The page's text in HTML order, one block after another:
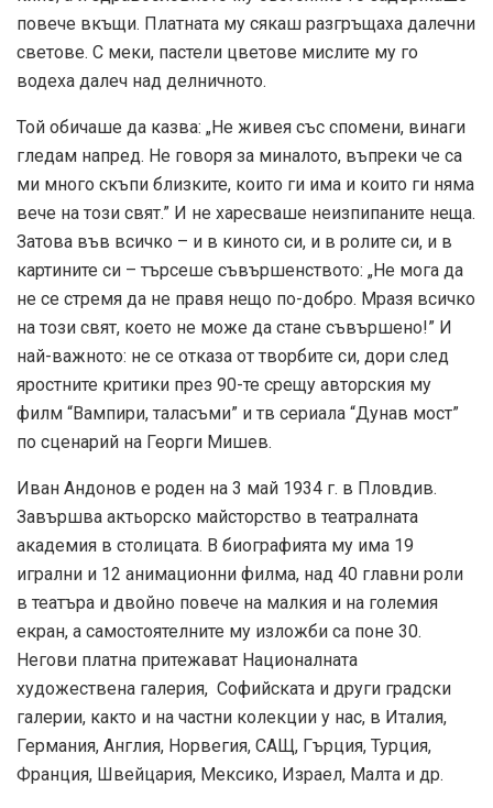
повече вкъщи. Платната му сякаш разгръщаха далечни
светове. С меки, пастели цветове мислите му го
водеха далеч над делничното.
Той обичаше да казва: „Не живея със спомени, винаги
гледам напред. Не говоря за миналото, въпреки че са
ми много скъпи близките, които ги има и които ги няма
вече на този свят.” И не харесваше неизпипаните неща.
Затова във всичко – и в киното си, и в ролите си, и в
картините си – търсеше съвършенството: „Не мога да
не се стремя да не правя нещо по-добро. Мразя всичко
на този свят, което не може да стане съвършено!” И
най-важното: не се отказа от творбите си, дори след
яростните критики през 90-те срещу авторския му
филм “Вампири, таласъми” и тв сериала “Дунав мост”
по сценарий на Георги Мишев.
Иван Андонов е роден на 3 май 1934 г. в Пловдив.
Завършва актьорско майсторство в театралната
академия в столицата. В биографията му има 19
игрални и 12 анимационни филма, над 40 главни роли
в театъра и двойно повече на малкия и на големия
екран, а самостоятелните му изложби са поне 30.
Негови платна притежават Националната
художествена галерия, Софийската и други градски
галерии, както и на частни колекции у нас, в Италия,
Германия, Англия, Норвегия, САЩ, Гърция, Турция,
Франция, Швейцария, Мексико, Израел, Малта и др.